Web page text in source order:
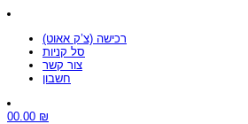
רכישה (צ’ק אאוט)
סל קניות
צור קשר
חשבון
00.00 ₪